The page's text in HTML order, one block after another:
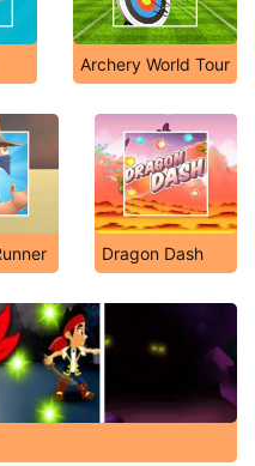
Archery World Tour
Dragon Dash